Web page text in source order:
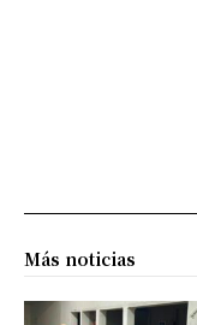
Más noticias